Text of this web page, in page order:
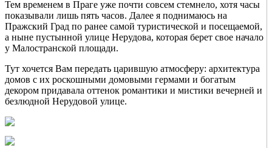
Тем временем в Праге уже почти совсем стемнело, хотя часы
показывали лишь пять часов. Далее я поднимаюсь на
Пражский Град по ранее самой туристической и посещаемой,
а ныне пустынной улице Нерудова, которая берет свое начало
у Малостранской площади.
Тут хочется Вам передать царившую атмосферу: архитектура
домов с их роскошными домовыми гермами и богатым
декором придавала оттенок романтики и мистики вечерней и
безлюдной Нерудовой улице.